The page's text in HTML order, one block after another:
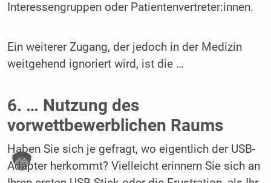
Interessengruppen oder Patientenvertreter:innen.
Ein weiterer Zugang, der jedoch in der Medizin
weitgehend ignoriert wird, ist die …
6. … Nutzung des
vorwettbewerblichen Raums
Haben Sie sich je gefragt, wo eigentlich der USB-
Adapter herkommt? Vielleicht erinnern Sie sich an